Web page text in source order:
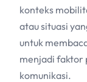
konteks
atau situasi
untuk
menjadi faktor
komunikasi.